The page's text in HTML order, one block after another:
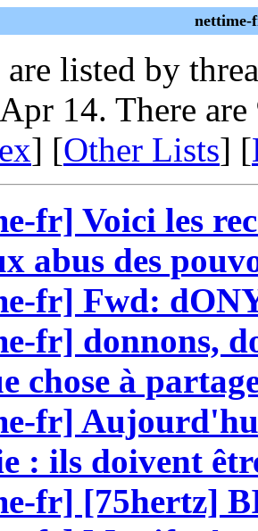
nettime-
are listed by
14. There are
] [Other Lists] [
fr] Voici les
abus des
fr] Fwd:
fr] donnons,
chose à
fr]
: ils doivent
fr] [75hertz]